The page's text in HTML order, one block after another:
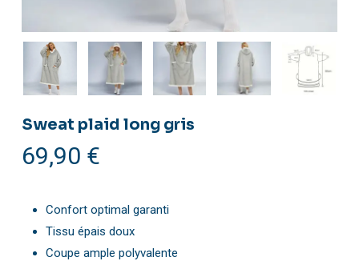
Sweat plaid long gris
69,90 €
Confort optimal garanti
Tissu épais doux
Coupe ample polyvalente